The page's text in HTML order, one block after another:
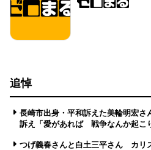
追悼
長崎市出身・平和訴えた美輪明宏
訴え「愛があれば 戦争なんか起こ
つげ義春さんと白土三平さん カリ